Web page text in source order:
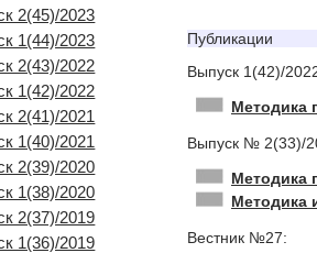
2(45)/2023
1(44)/2023
2(43)/2022
1(42)/2022
2(41)/2021
1(40)/2021
2(39)/2020
1(38)/2020
2(37)/2019
1(36)/2019
Публикации
Выпуск 1(42)/
Методика
Выпуск № 2(33)/
Методика
Методика
Вестник №27: